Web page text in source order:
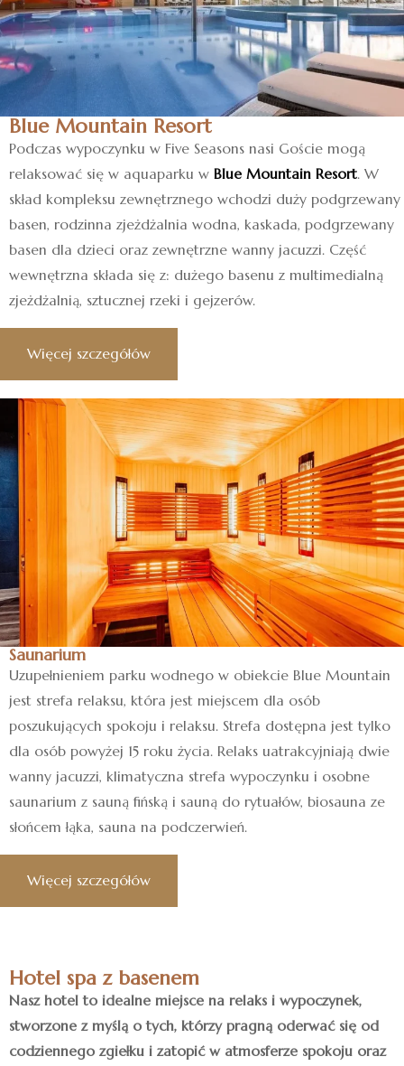
Blue Mountain Resort
Podczas wypoczynku w Five Seasons nasi Goście mogą
relaksować się w aquaparku w Blue Mountain Resort. W
skład kompleksu zewnętrznego wchodzi duży podgrzewany
basen, rodzinna zjeżdżalnia wodna, kaskada, podgrzewany
basen dla dzieci oraz zewnętrzne wanny jacuzzi. Część
wewnętrzna składa się z: dużego basenu z multimedialną
zjeżdżalnią, sztucznej rzeki i gejzerów.
Więcej szczegółów
Saunarium
Uzupełnieniem parku wodnego w obiekcie Blue Mountain
jest strefa relaksu, która jest miejscem dla osób
poszukujących spokoju i relaksu. Strefa dostępna jest tylko
dla osób powyżej 15 roku życia. Relaks uatrakcyjniają dwie
wanny jacuzzi, klimatyczna strefa wypoczynku i osobne
saunarium z sauną fińską i sauną do rytuałów, biosauna ze
słońcem łąka, sauna na podczerwień.
Więcej szczegółów
Hotel spa z basenem
Nasz hotel to idealne miejsce na relaks i wypoczynek,
stworzone z myślą o tych, którzy pragną oderwać się od
codziennego zgiełku i zatopić w atmosferze spokoju oraz